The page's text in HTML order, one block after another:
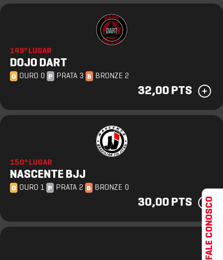
149º LUGAR
DOJO DART
O OURO 0 P PRATA 3 B BRONZE 2
32,00 PTS
150º LUGAR
NASCENTE BJJ
O OURO 1 P PRATA 2 B BRONZE 0
30,00 PTS FALE CONOSCO